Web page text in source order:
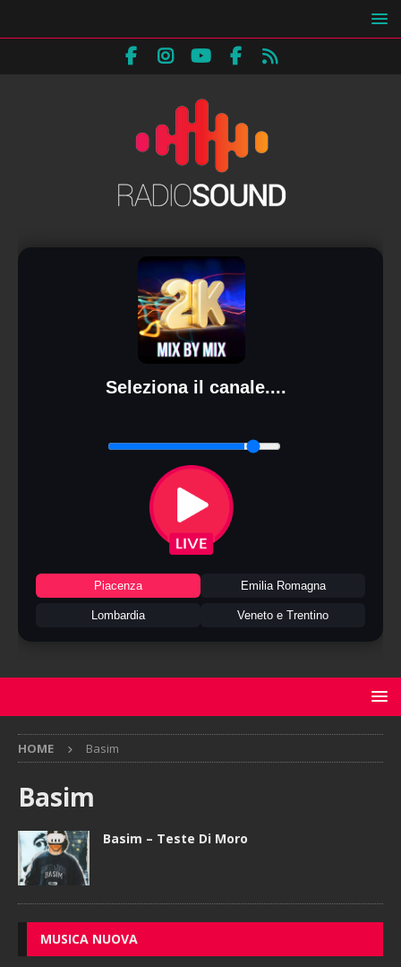
Seleziona il canale....
Piacenza Emilia Romagna
Lombardia Veneto e Trentino
HOME Basim
Basim
Basim – Teste Di Moro
MUSICA NUOVA